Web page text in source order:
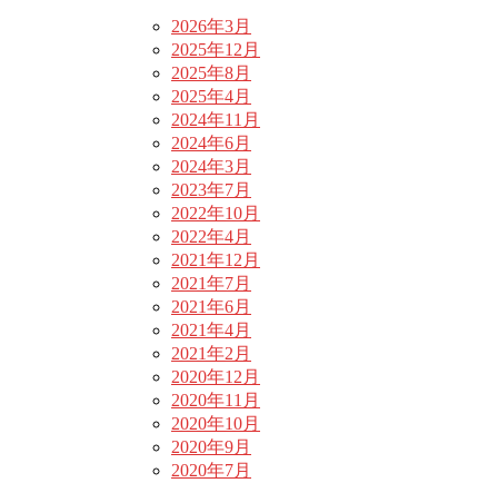
2026年3月
2025年12月
2025年8月
2025年4月
2024年11月
2024年6月
2024年3月
2023年7月
2022年10月
2022年4月
2021年12月
2021年7月
2021年6月
2021年4月
2021年2月
2020年12月
2020年11月
2020年10月
2020年9月
2020年7月